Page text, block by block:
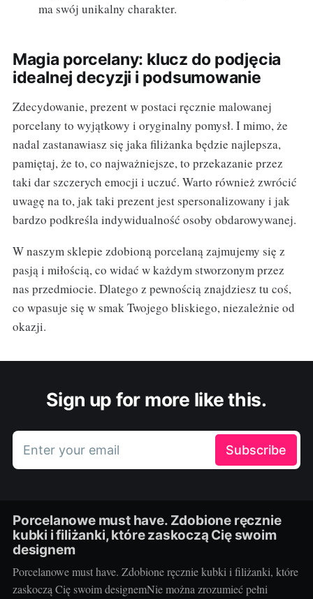
ma swój unikalny charakter.
Magia porcelany: klucz do podjęcia
idealnej decyzji i podsumowanie
Zdecydowanie, prezent w postaci ręcznie malowanej
porcelany to wyjątkowy i oryginalny pomysł. I mimo, że
nadal zastanawiasz się jaka filiżanka będzie najlepsza,
pamiętaj, że to, co najważniejsze, to przekazanie przez
taki dar szczerych emocji i uczuć. Warto również zwrócić
uwagę na to, jak taki prezent jest spersonalizowany i jak
bardzo podkreśla indywidualność osoby obdarowywanej.
W naszym sklepie zdobioną porcelaną zajmujemy się z
pasją i miłością, co widać w każdym stworzonym przez
nas przedmiocie. Dlatego z pewnością znajdziesz tu coś,
co wpasuje się w smak Twojego bliskiego, niezależnie od
okazji.
Sign up for more like this.
Enter your email Subscribe
Porcelanowe must have. Zdobione ręcznie
kubki i filiżanki, które zaskoczą Cię swoim
designem
Porcelanowe must have. Zdobione ręcznie kubki i filiżanki, które
zaskoczą Cię swoim designemNie można zrozumieć pełni